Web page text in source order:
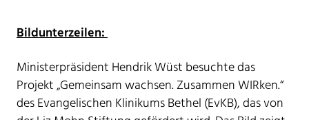
Bildunterzeilen:
Ministerpräsident Hendrik Wüst besuchte das
Projekt „Gemeinsam wachsen. Zusammen WIRken.“
des Evangelischen Klinikums Bethel (EvKB), das von